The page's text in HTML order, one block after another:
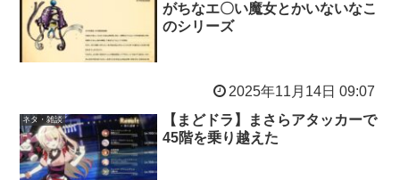
がちなエ〇い魔女とかいないなこ
のシリーズ
2025年11月14日 09:07
ネタ・雑談
【まどドラ】まさらアタッカーで
45階を乗り越えた